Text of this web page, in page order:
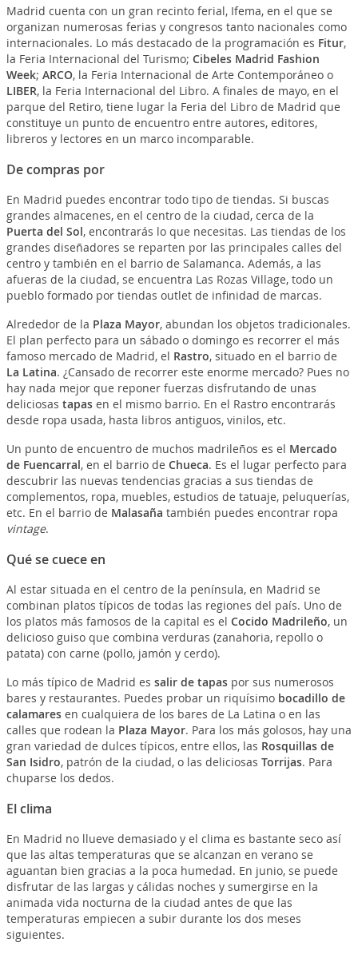
Madrid cuenta con un gran recinto ferial, Ifema, en el que se
organizan numerosas ferias y congresos tanto nacionales como
internacionales. Lo más destacado de la programación es Fitur,
la Feria Internacional del Turismo; Cibeles Madrid Fashion
Week; ARCO, la Feria Internacional de Arte Contemporáneo o
LIBER, la Feria Internacional del Libro. A finales de mayo, en el
parque del Retiro, tiene lugar la Feria del Libro de Madrid que
constituye un punto de encuentro entre autores, editores,
libreros y lectores en un marco incomparable.
De compras por
En Madrid puedes encontrar todo tipo de tiendas. Si buscas
grandes almacenes, en el centro de la ciudad, cerca de la
Puerta del Sol, encontrarás lo que necesitas. Las tiendas de los
grandes diseñadores se reparten por las principales calles del
centro y también en el barrio de Salamanca. Además, a las
afueras de la ciudad, se encuentra Las Rozas Village, todo un
pueblo formado por tiendas outlet de infinidad de marcas.
Alrededor de la Plaza Mayor, abundan los objetos tradicionales.
El plan perfecto para un sábado o domingo es recorrer el más
famoso mercado de Madrid, el Rastro, situado en el barrio de
La Latina. ¿Cansado de recorrer este enorme mercado? Pues no
hay nada mejor que reponer fuerzas disfrutando de unas
deliciosas tapasen el mismo barrio. En el Rastro encontrarás
desde ropa usada, hasta libros antiguos, vinilos, etc.
Un punto de encuentro de muchos madrileños es el Mercado
de Fuencarral, en el barrio de Chueca. Es el lugar perfecto para
descubrir las nuevas tendencias gracias a sus tiendas de
complementos, ropa, muebles, estudios de tatuaje, peluquerías,
etc. En el barrio de Malasaña también puedes encontrar ropa
vintage.
Qué se cuece en
Al estar situada en el centro de la península, en Madrid se
combinan platos típicos de todas las regiones del país. Uno de
los platos más famosos de la capital es el Cocido Madrileño, un
delicioso guiso que combina verduras (zanahoria, repollo o
patata) con carne (pollo, jamón y cerdo).
Lo más típico de Madrid es salir de tapaspor sus numerosos
bares y restaurantes. Puedes probar un riquísimo bocadillo de
calamaresen cualquiera de los bares de La Latina o en las
calles que rodean la Plaza Mayor. Para los más golosos, hay una
gran variedad de dulces típicos, entre ellos, las Rosquillas de
San Isidro, patrón de la ciudad, o las deliciosas Torrijas. Para
chuparse los dedos.
El clima
En Madrid no llueve demasiado y el clima es bastante seco así
que las altas temperaturas que se alcanzan en verano se
aguantan bien gracias a la poca humedad. En junio, se puede
disfrutar de las largas y cálidas noches y sumergirse en la
animada vida nocturna de la ciudad antes de que las
temperaturas empiecen a subir durante los dos meses
siguientes.